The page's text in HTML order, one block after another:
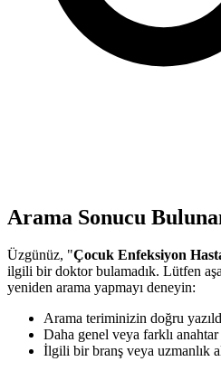
Arama Sonucu
Üzgünüz, "Çocuk Enfeksiyon
ilgili bir doktor bulamadık. Lütfen
yeniden arama yapmayı deneyin:
Arama teriminizin doğru
Daha genel veya farklı
İlgili bir branş veya uzmanlık